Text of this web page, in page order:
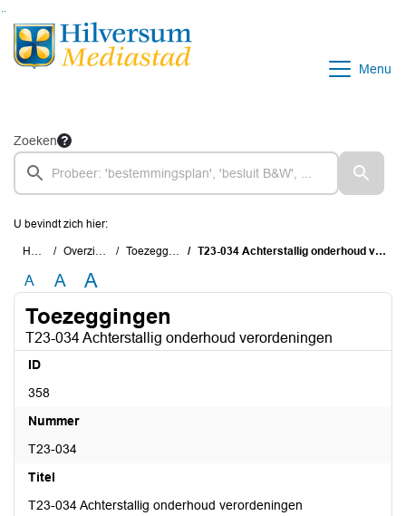
Ga naar de inhoud van deze pagina
Ga naar het zoeken
Menu
Zoeken
U bevindt zich hier:
Home Overzichten Toezeggingen T23-034 Achterstallig onderhoud verordeningen
A A A
Toezeggingen
T23-034 Achterstallig onderhoud verordeningen
ID
358
Nummer
T23-034
Titel
T23-034 Achterstallig onderhoud verordeningen